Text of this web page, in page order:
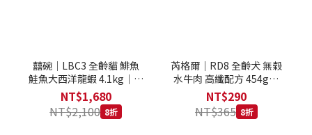
囍碗｜LBC3 全齡貓 鯡魚
鮭魚大西洋龍蝦 4.1kg｜加
拿大 Loveabowl 天然無穀
糧 4.1公斤 成貓 無穀貓飼
料
NT$1,680
NT$2,100 8折
芮格爾｜RD8 全齡犬 無榖
水牛肉 高纖配方 454g｜
REGAL 天然犬糧 狗飼料
NT$290
NT$365 8折